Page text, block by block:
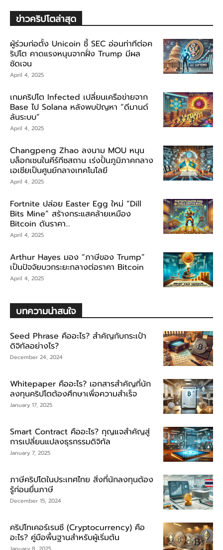
ข่าวคริปโตล่าสุด
ผู้ร่วมก่อตั้ง Unicoin ชี้ SEC อ่อนท่าทีต่อค
ริปโต คาดแรงหนุนจากฝั่ง Trump มีผล
ชัดเจน
April 4, 2025
เกมคริปโต Infected เปลี่ยนเครือข่ายจาก
Base ไป Solana หลังพบปัญหา “ดีมานด์
ล้นระบบ”
April 4, 2025
Changpeng Zhao ลงนาม MOU หนุน
บล็อกเชนในคีร์กีซสถาน เร่งปั้นภูมิภาคกลาง
เอเชียเป็นศูนย์กลางเทคโนโลยี
April 4, 2025
Fortnite ปล่อย Easter Egg ใหม่ “Dill
Bits Mine” สร้างกระแสคล้ายเหมือง
Bitcoin ดันราคา...
April 4, 2025
Arthur Hayes มอง “ภาษีของ Trump”
เป็นปัจจัยบวกระยะกลางต่อราคา Bitcoin
April 4, 2025
บทความน่าสนใจ
Seed Phrase คืออะไร? สำคัญกับกระเป๋า
ดิจิทัลอย่างไร?
December 24, 2024
Whitepaper คืออะไร? เอกสารสำคัญที่นัก
ลงทุนคริปโตต้องศึกษาเพื่อความสำเร็จ
January 17, 2025
Smart Contract คืออะไร? กุญแจสำคัญสู่
การเปลี่ยนแปลงธุรกรรมดิจิทัล
January 7, 2025
ภาษีคริปโตในประเทศไทย สิ่งที่นักลงทุนต้อง
รู้ก่อนยื่นภาษี
December 15, 2024
คริปโทเคอร์เรนซี (Cryptocurrency) คือ
อะไร? คู่มือพื้นฐานสำหรับผู้เริ่มต้น